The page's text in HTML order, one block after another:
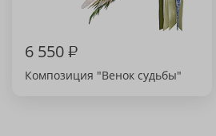
6 550₽
Композиция "Венок судьбы"